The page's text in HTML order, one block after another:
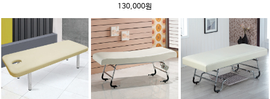
130,000원